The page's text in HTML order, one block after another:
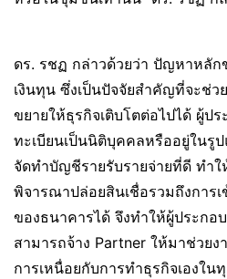
ดร. รชฏ กล่าวด้วยว่า ปัญหาหลัก
เงินทุน ซึ่งเป็นปัจจัยสำคัญที่จะช่ว
ขยายให้ธุรกิจเติบโตต่อไปได้ ผู้ป
ทะเบียนเป็นนิติบุคคลหรืออยู่ในรู
จัดทำบัญชีรายรับรายจ่ายที่ดี ทำ
พิจารณาปล่อยสินเชื่อรวมถึงการ
ของธนาคารได้ จึงทำให้ผู้ประกอ
สามารถจ้าง Partner ให้มาช่วยง
การเหนื่อยกับการทำธุรกิจเองใ